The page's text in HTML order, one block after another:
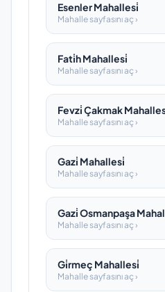
Esenler Mahallesi̇
Mahalle sayfasını aç ›
Fati̇h Mahallesi̇
Mahalle sayfasını aç ›
Fevzi̇ Çakmak
Mahalle sayfasını aç ›
Gazi̇ Mahallesi̇
Mahalle sayfasını aç ›
Gazi̇ Osmanpaşa
Mahalle sayfasını aç ›
Gi̇rmeç Mahallesi̇
Mahalle sayfasını aç ›